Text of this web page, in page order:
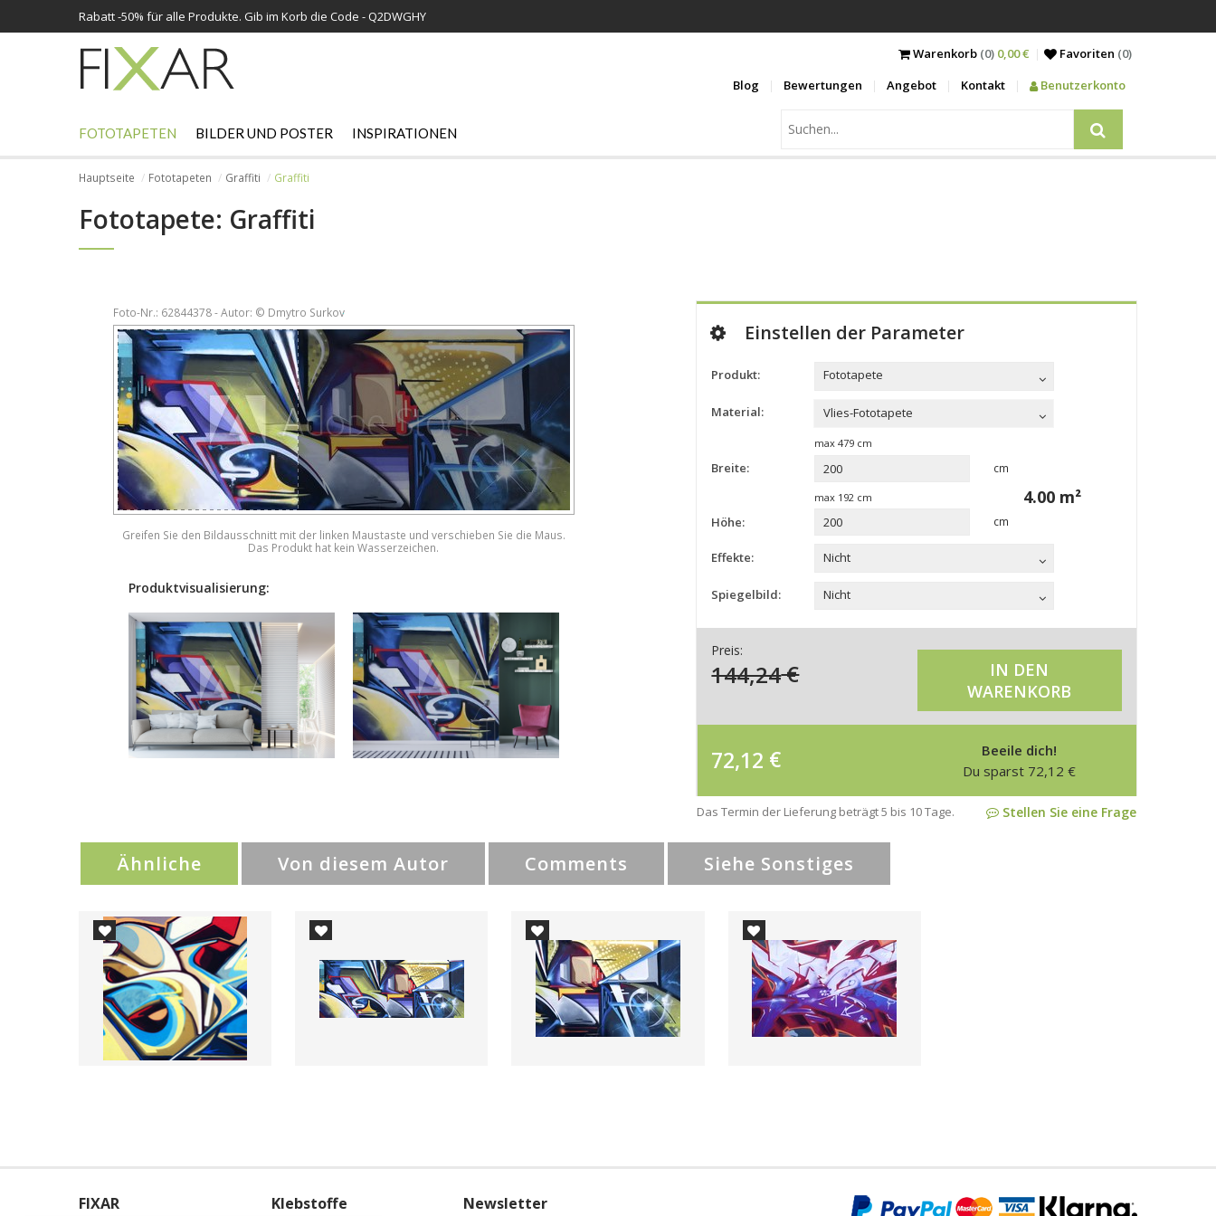
Rabatt -50% für alle Produkte. Gib im Korb die Code - Q2DWGHY
Warenkorb(0) 0,00 € Favoriten (0)
Blog
Bewertungen Angebot Kontakt Benutzerkonto
FOTOTAPETEN BILDER UND POSTER INSPIRATIONEN
Hauptseite Fototapeten Graffiti Graffiti
Fototapete: Graffiti
Foto-Nr.: 62844378 - Autor: © Dmytro Surkov
Greifen Sie den Bildausschnitt mit der linken Maustaste und verschieben Sie die Maus.
Das Produkt hat kein Wasserzeichen.
Produktvisualisierung:
Einstellen der Parameter
Produkt: Fototapete
Material: Vlies-Fototapete
max 479cm
Breite: cm
max 192 cm
Höhe: cm
4.00 m²
Effekte: Nicht
Spiegelbild: Nicht
Preis:
144,24€
IN DEN
WARENKORB
72,12 €
Beeile dich!
Du sparst 72,12 €
Das Termin der Lieferung beträgt 5 bis 10 Tage. Stellen Sie eine Frage
Ähnliche Von diesem Autor Comments Siehe Sonstiges
FIXAR Klebstoffe Newsletter